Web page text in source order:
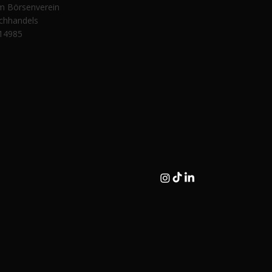
Börsenverein